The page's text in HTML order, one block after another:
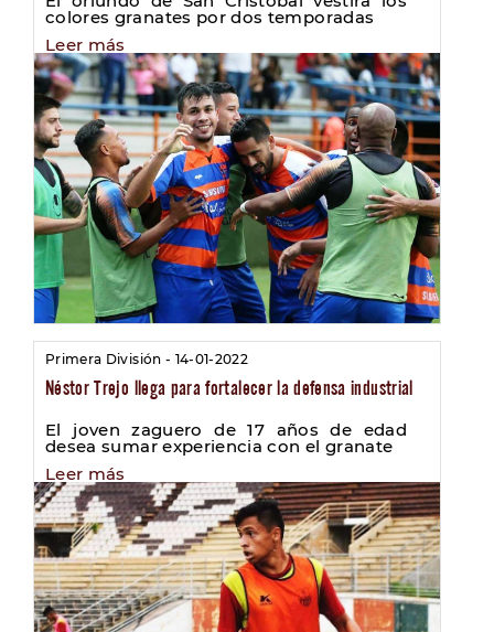
colores granates por dos temporadas
Leer más
Primera División - 14-01-2022
Néstor Trejo llega para fortalecer la defensa industrial
El joven zaguero de 17 años de edad
desea sumar experiencia con el granate
Leer más